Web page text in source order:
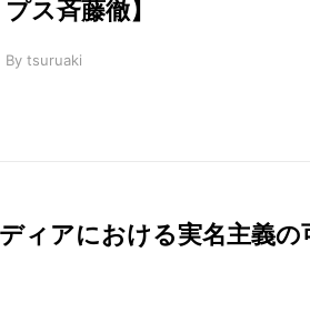
プス斉藤徹】
By tsuruaki
ィアにおける実名主義